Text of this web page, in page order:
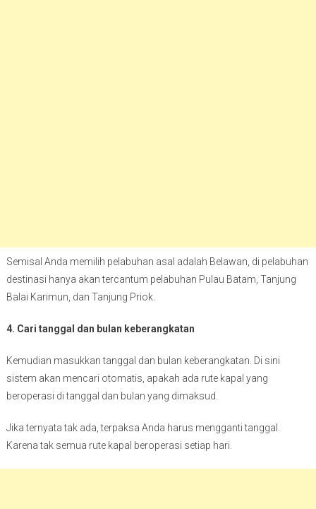
Semisal Anda memilih pelabuhan asal adalah Belawan, di pelabuhan
destinasi hanya akan tercantum pelabuhan Pulau Batam, Tanjung
Balai Karimun, dan Tanjung Priok.
4. Cari tanggal dan bulan keberangkatan
Kemudian masukkan tanggal dan bulan keberangkatan. Di sini
sistem akan mencari otomatis, apakah ada rute kapal yang
beroperasi di tanggal dan bulan yang dimaksud.
Jika ternyata tak ada, terpaksa Anda harus mengganti tanggal.
Karena tak semua rute kapal beroperasi setiap hari.